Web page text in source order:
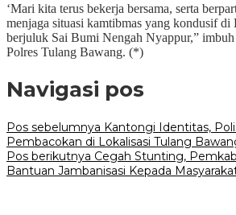
‘Mari kita terus bekerja bersama, serta
menjaga situasi kamtibmas yang kondusif di
berjuluk Sai Bumi Nengah Nyappur,”
Polres Tulang Bawang. (*)
Navigasi pos
Pos sebelumnya Kantongi Identitas,
Pembacokan di Lokalisasi Tulang
Pos berikutnya Cegah Stunting,
Bantuan Jambanisasi Kepada